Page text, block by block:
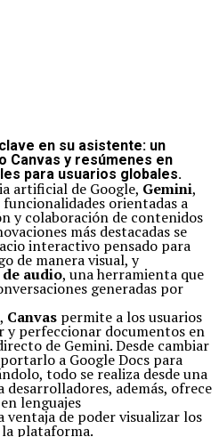
en su asistente: un
Canvas y resúmenes en
para usuarios globales.
artificial de Google, Gemini,
orientadas a
y colaboración de contenidos
más destacadas se
interactivo pensado para
de manera visual, y
audio, una herramienta que
generadas por
Canvas permite a los usuarios
y perfeccionar documentos en
de Gemini. Desde cambiar
a Google Docs para
todo se realiza desde una
además, ofrece
lenguajes
ventaja de poder visualizar los
plataforma.